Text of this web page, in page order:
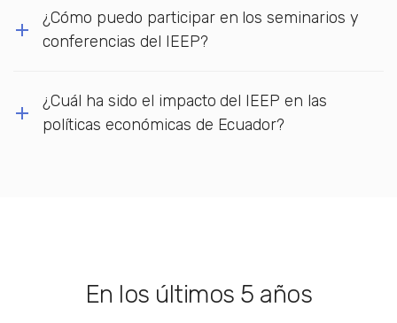
¿Cómo puedo participar en los seminarios y
conferencias del IEEP?
¿Cuál ha sido el impacto del IEEP en las
políticas económicas de Ecuador?
En los últimos 5 años